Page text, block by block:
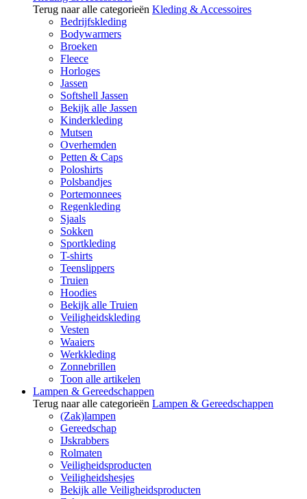
Terug naar alle categorieën Kleding & Accessoires
Bedrijfskleding
Bodywarmers
Broeken
Fleece
Horloges
Jassen
Softshell Jassen
Bekijk alle Jassen
Kinderkleding
Mutsen
Overhemden
Petten & Caps
Poloshirts
Polsbandjes
Portemonnees
Regenkleding
Sjaals
Sokken
Sportkleding
T-shirts
Teenslippers
Truien
Hoodies
Bekijk alle Truien
Veiligheidskleding
Vesten
Waaiers
Werkkleding
Zonnebrillen
Toon alle artikelen
Lampen & Gereedschappen
Terug naar alle categorieën Lampen & Gereedschappen
(Zak)lampen
Gereedschap
IJskrabbers
Rolmaten
Veiligheidsproducten
Veiligheidshesjes
Bekijk alle Veiligheidsproducten